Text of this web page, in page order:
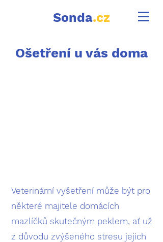
Sonda.cz
Ošetření u vás doma
Veterinární vyšetření může být pro
některé majitele domácích
mazlíčků skutečným peklem, ať už
z důvodu zvýšeného stresu jejich